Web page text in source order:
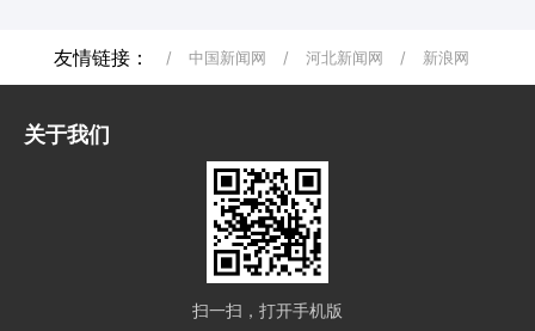
友情链接： / 中国新闻网 / 河北新闻网 / 新浪网
关于我们
扫一扫，打开手机版